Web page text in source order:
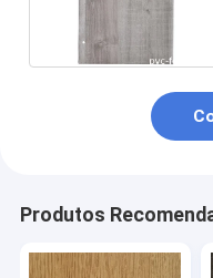
Produtos